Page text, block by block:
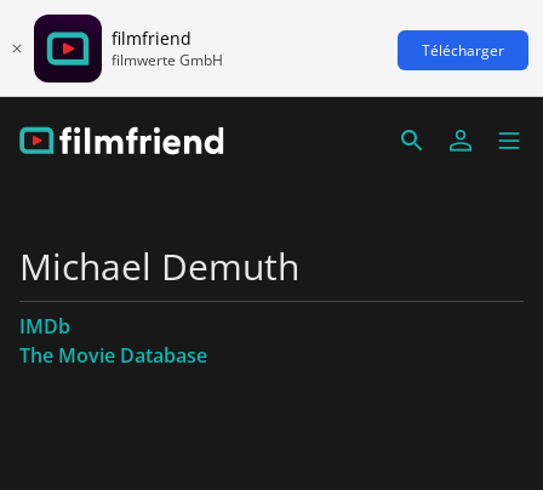
filmfriend
filmwerte GmbH Télécharger
Michael Demuth
IMDb
The Movie Database